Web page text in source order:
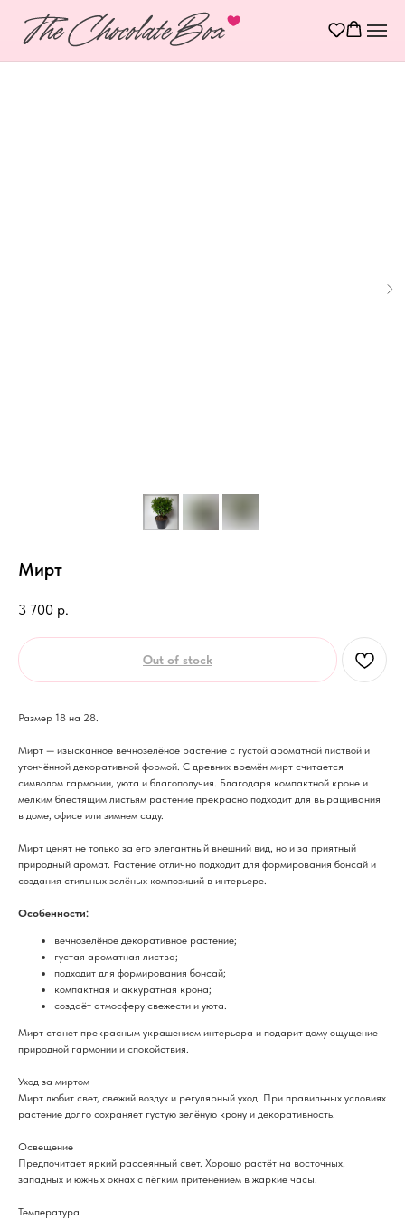
Мирт
3 700 р.
Out of stock
Размер 18 на 28.
Мирт — изысканное вечнозелёное растение с густой ароматной листвой и
утончённой декоративной формой. С древних времён мирт считается
символом гармонии, уюта и благополучия. Благодаря компактной кроне и
мелким блестящим листьям растение прекрасно подходит для выращивания
в доме, офисе или зимнем саду.
Мирт ценят не только за его элегантный внешний вид, но и за приятный
природный аромат. Растение отлично подходит для формирования бонсай и
создания стильных зелёных композиций в интерьере.
Особенности:
вечнозелёное декоративное растение;
густая ароматная листва;
подходит для формирования бонсай;
компактная и аккуратная крона;
создаёт атмосферу свежести и уюта.
Мирт станет прекрасным украшением интерьера и подарит дому ощущение
природной гармонии и спокойствия.
Уход за миртом
Мирт любит свет, свежий воздух и регулярный уход. При правильных условиях
растение долго сохраняет густую зелёную крону и декоративность.
Освещение
Предпочитает яркий рассеянный свет. Хорошо растёт на восточных,
западных и южных окнах с лёгким притенением в жаркие часы.
Температура